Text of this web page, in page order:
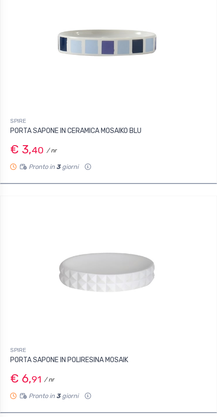
SPIRE
PORTA SAPONE IN CERAMICA MOSAIKO BLU
€ 3,40 / nr
Pronto in 3giorni
SPIRE
PORTA SAPONE IN POLIRESINA MOSAIK
€ 6,91 / nr
Pronto in 3giorni